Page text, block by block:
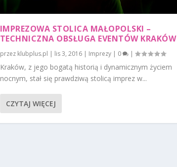
IMPREZOWA STOLICA MAŁOPOLSKI –
TECHNICZNA OBSŁUGA EVENTÓW KRAKÓW
przez klubplus.pl | lis 3, 2016| Imprezy| 0 |
Kraków, z jego bogatą historią i dynamicznym życiem
nocnym, stał się prawdziwą stolicą imprez w...
CZYTAJ WIĘCEJ